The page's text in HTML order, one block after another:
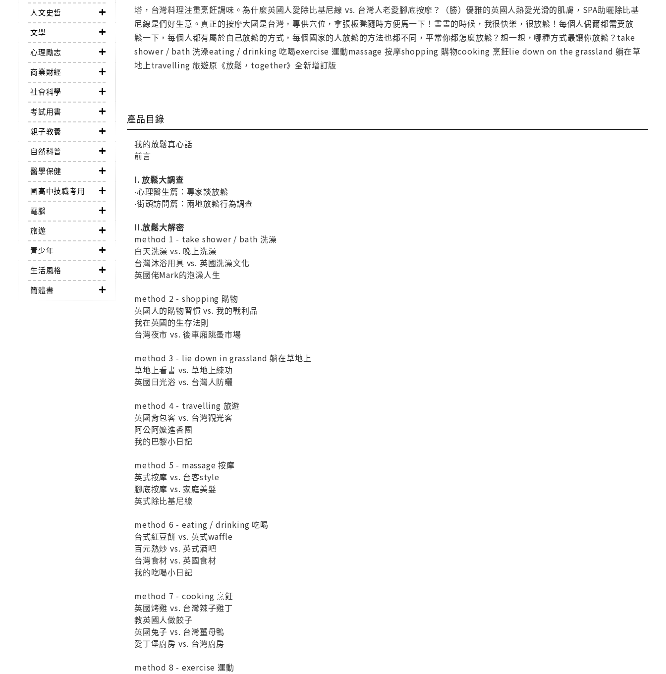
人文史哲
文學
心理勵志
商業財經
社會科學
考試用書
親子教養
自然科普
醫學保健
國高中技職考用
電腦
旅遊
青少年
生活風格
簡體書
塔，台灣料理注重烹飪調味。為什麼英國人愛除比基尼線 vs. 台灣人老愛腳底按摩？（勝）優雅的英國人熱愛光滑的肌膚，SPA助曬除比基
尼線是們好生意。真正的按摩大國是台灣，專供穴位，拿張板凳隨時方便馬一下！畫畫的時候，我很快樂，很放鬆！每個人偶爾都需要放
鬆一下，每個人都有屬於自己放鬆的方式，每個國家的人放鬆的方法也都不同，平常你都怎麼放鬆？想一想，哪種方式最讓你放鬆？take
shower / bath 洗澡eating / drinking 吃喝exercise 運動massage 按摩shopping 購物cooking 烹飪lie down on the grassland 躺在草
地上travelling 旅遊原《放鬆，together》全新增訂版
產品目錄
我的放鬆真心話
前言
I. 放鬆大調查
‧心理醫生篇：專家談放鬆
‧街頭訪問篇：兩地放鬆行為調查
II.放鬆大解密
method 1 - take shower / bath 洗澡
白天洗澡 vs. 晚上洗澡
台灣沐浴用具 vs. 英國洗澡文化
英國佬Mark的泡澡人生
method 2 - shopping 購物
英國人的購物習慣 vs. 我的戰利品
我在英國的生存法則
台灣夜市 vs. 後車廂跳蚤市場
method 3 - lie down in grassland 躺在草地上
草地上看書 vs. 草地上練功
英國日光浴 vs. 台灣人防曬
method 4 - travelling 旅遊
英國背包客 vs. 台灣觀光客
阿公阿嬤進香團
我的巴黎小日記
method 5 - massage 按摩
英式按摩 vs. 台客style
腳底按摩 vs. 家庭美髮
英式除比基尼線
method 6 - eating / drinking 吃喝
台式紅豆餅 vs. 英式waffle
百元熱炒 vs. 英式酒吧
台灣食材 vs. 英國食材
我的吃喝小日記
method 7 - cooking 烹飪
英國烤雞 vs. 台灣辣子雞丁
教英國人做餃子
英國兔子 vs. 台灣薑母鴨
愛丁堡廚房 vs. 台灣廚房
method 8 - exercise 運動